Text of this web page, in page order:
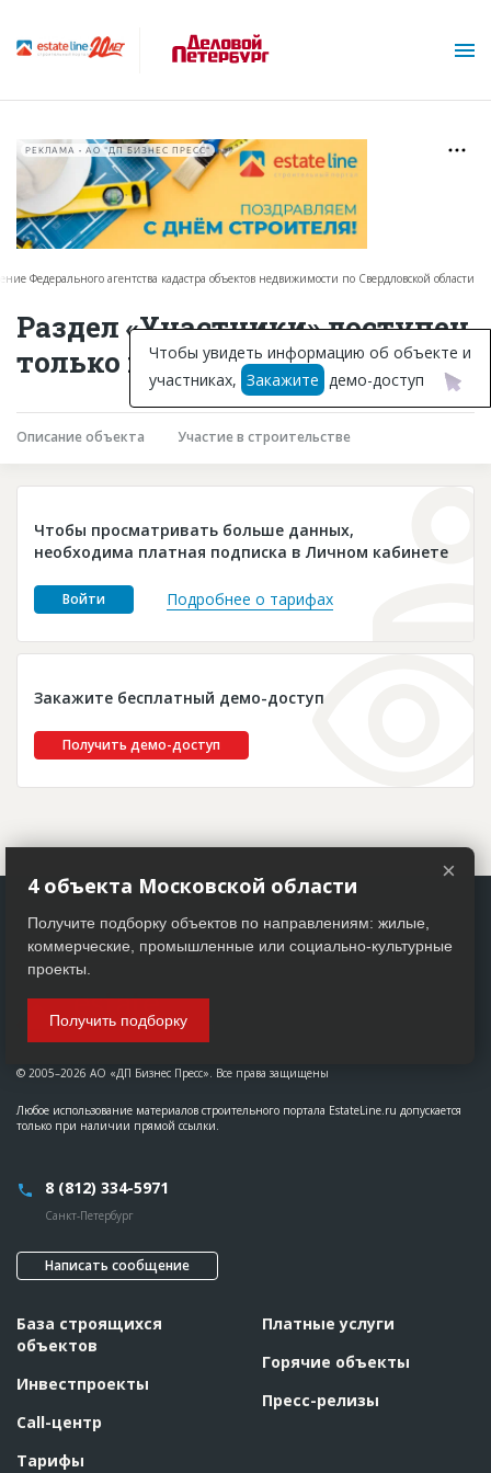
Горячие объекты
База строящихся объектов
Инвестпроекты
Глоссарий
Платные услуги
Пресс-релизы
РЕКЛАМА • АО "ДП БИЗНЕС ПРЕСС"
Федерального агентства кадастра объектов недвижимости по Свердловской области
Раздел «Участники» доступен
только подписчикам
Описание объекта Участие в строительстве
Чтобы просматривать больше данных,
необходима платная подписка в Личном кабинете
Войти Подробнее о тарифах
Закажите бесплатный демо-доступ
Получить демо-доступ
Чтобы увидеть информацию об объекте и
участниках, Закажите демо-доступ
© 2005–2026 АО «ДП Бизнес Пресс». Все права защищены
Любое использование материалов строительного портала EstateLine.ru допускается
только при наличии прямой ссылки.
8 (812) 334-5971
Санкт-Петербург
Написать сообщение
База строящихся
объектов
Инвестпроекты
Call-центр
Тарифы
Платные услуги
Горячие объекты
Пресс-релизы
×
4 объекта Московской области
Получите подборку объектов по направлениям: жилые,
коммерческие, промышленные или социально-культурные
проекты.
Получить подборку